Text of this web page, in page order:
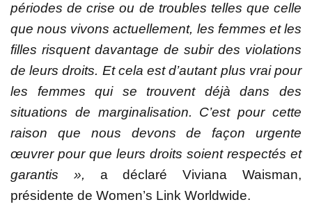
périodes de crise ou de troubles telles que celle
que nous vivons actuellement, les femmes et les
filles risquent davantage de subir des violations
de leurs droits. Et cela est d’autant plus vrai pour
les femmes qui se trouvent déjà dans des
situations de marginalisation. C’est pour cette
raison que nous devons de façon urgente
œuvrer pour que leurs droits soient respectés et
garantis », a déclaré Viviana Waisman,
présidente de Women’s Link Worldwide.